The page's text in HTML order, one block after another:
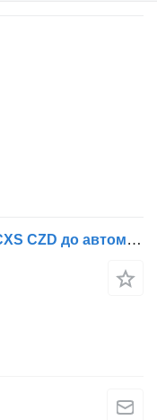
Двигун Volkswagen 1,4 TSI CZC CXS CZD до автомобіля Volkswagen Audi Škoda Seat